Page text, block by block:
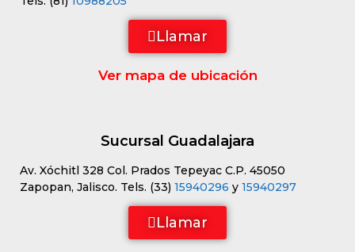
Llamar
Ver mapa de ubicación
Sucursal Guadalajara
Av. Xóchitl 328 Col. Prados Tepeyac C.P. 45050
Zapopan, Jalisco. Tels. (33) 15940296 y 15940297
Llamar